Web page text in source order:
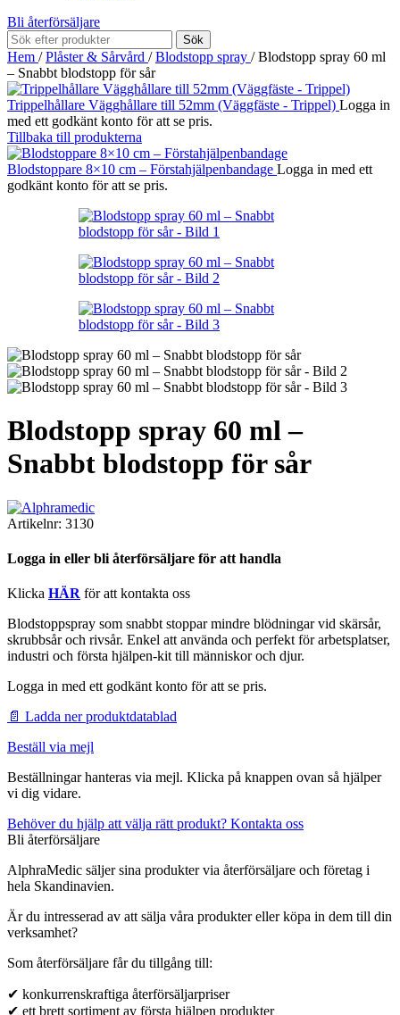
Bli återförsäljare
Sök
Hem / Plåster & Sårvård / Blodstopp spray / Blodstopp spray 60 ml
– Snabbt blodstopp för sår
Trippelhållare Vägghållare till 52mm (Väggfäste - Trippel) Logga in
med ett godkänt konto för att se pris.
Tillbaka till produkterna
Blodstoppare 8×10 cm – Förstahjälpenbandage Logga in med ett
godkänt konto för att se pris.
Blodstopp spray 60 ml –
Snabbt blodstopp för sår
Artikelnr: 3130
Logga in eller bli återförsäljare för att handla
Klicka HÄR för att kontakta oss
Blodstoppspray som snabbt stoppar mindre blödningar vid skärsår,
skrubbsår och rivsår. Enkel att använda och perfekt för arbetsplatser,
industri och första hjälpen-kit till människor och djur.
Logga in med ett godkänt konto för att se pris.
📄 Ladda ner produktdatablad
Beställ via mejl
Beställningar hanteras via mejl. Klicka på knappen ovan så hjälper
vi dig vidare.
Behöver du hjälp att välja rätt produkt? Kontakta oss
Bli återförsäljare
AlphraMedic säljer sina produkter via återförsäljare och företag i
hela Skandinavien.
Är du intresserad av att sälja våra produkter eller köpa in dem till din
verksamhet?
Som återförsäljare får du tillgång till:
✔ konkurrenskraftiga återförsäljarpriser
✔ ett brett sortiment av första hjälpen produkter